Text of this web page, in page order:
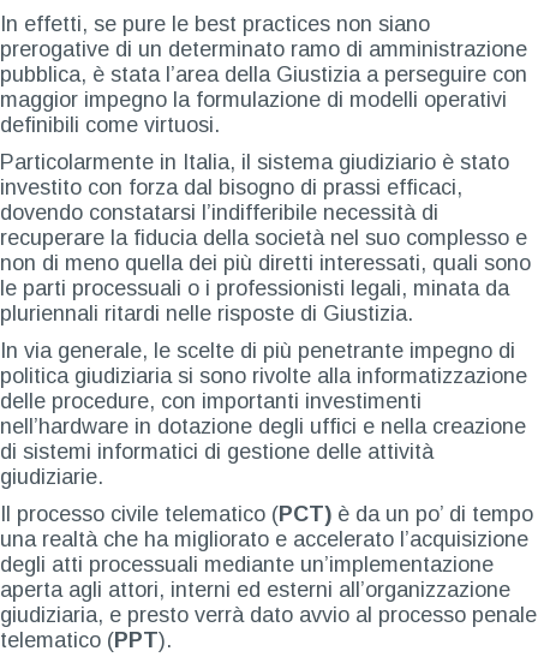
In effetti, se pure le best practices non siano
prerogative di un determinato ramo di amministrazione
pubblica, è stata l’area della Giustizia a perseguire con
maggior impegno la formulazione di modelli operativi
definibili come virtuosi.
Particolarmente in Italia, il sistema giudiziario è stato
investito con forza dal bisogno di prassi efficaci,
dovendo constatarsi l’indifferibile necessità di
recuperare la fiducia della società nel suo complesso e
non di meno quella dei più diretti interessati, quali sono
le parti processuali o i professionisti legali, minata da
pluriennali ritardi nelle risposte di Giustizia.
In via generale, le scelte di più penetrante impegno di
politica giudiziaria si sono rivolte alla informatizzazione
delle procedure, con importanti investimenti
nell’hardware in dotazione degli uffici e nella creazione
di sistemi informatici di gestione delle attività
giudiziarie.
Il processo civile telematico (PCT) è da un po’ di tempo
una realtà che ha migliorato e accelerato l’acquisizione
degli atti processuali mediante un’implementazione
aperta agli attori, interni ed esterni all’organizzazione
giudiziaria, e presto verrà dato avvio al processo penale
telematico (PPT).